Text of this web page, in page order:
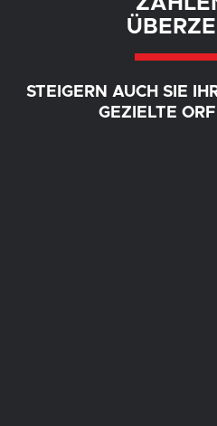
STEIGERN AUCH SIE
GEZIELTE